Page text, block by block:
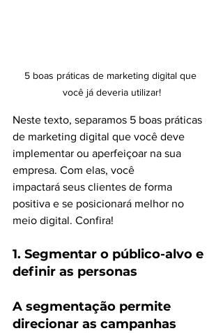
5 boas práticas de marketing digital que
você já deveria utilizar!
Neste texto, separamos 5 boas práticas
de marketing digital que você deve
implementar ou aperfeiçoar na sua
empresa. Com elas, você
impactará seus clientes de forma
positiva e se posicionará melhor no
meio digital. Confira!
1. Segmentar o público-alvo e
definir as personas
A segmentação permite
direcionar as campanhas